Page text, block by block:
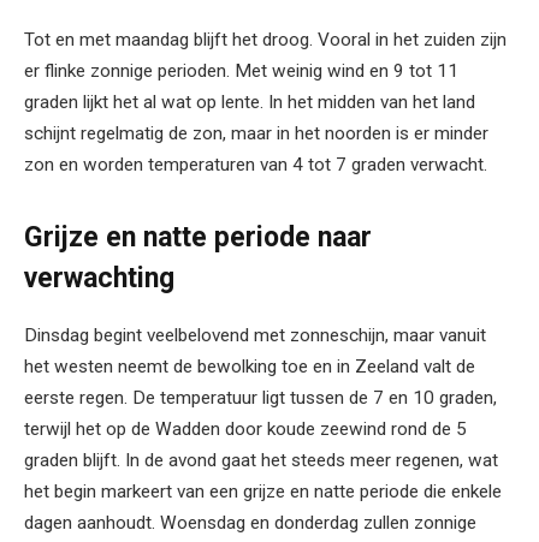
Tot en met maandag blijft het droog. Vooral in het zuiden zijn
er flinke zonnige perioden. Met weinig wind en 9 tot 11
graden lijkt het al wat op lente. In het midden van het land
schijnt regelmatig de zon, maar in het noorden is er minder
zon en worden temperaturen van 4 tot 7 graden verwacht.
Grijze en natte periode naar
verwachting
Dinsdag begint veelbelovend met zonneschijn, maar vanuit
het westen neemt de bewolking toe en in Zeeland valt de
eerste regen. De temperatuur ligt tussen de 7 en 10 graden,
terwijl het op de Wadden door koude zeewind rond de 5
graden blijft. In de avond gaat het steeds meer regenen, wat
het begin markeert van een grijze en natte periode die enkele
dagen aanhoudt. Woensdag en donderdag zullen zonnige